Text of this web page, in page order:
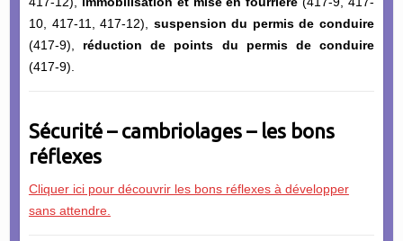
10, 417-11, 417-12), suspension du permis de conduire
(417-9), réduction de points du permis de conduire
(417-9).
Sécurité – cambriolages – les bons
réflexes
Cliquer ici pour découvrir les bons réflexes à développer
sans attendre.